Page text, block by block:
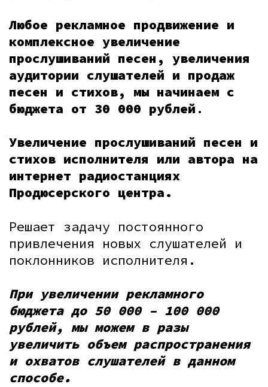
Любое рекламное продвижение и
комплексное увеличение
прослушиваний песен, увеличения
аудитории слушателей и продаж
песен и стихов, мы начинаем с
бюджета от 30 000 рублей .
Увеличение прослушиваний песен и
стихов исполнителя или автора на
интернет радиостанциях
Продюсерского центра.
Решает задачу постоянного
привлечения новых слушателей и
поклонников исполнителя.
При увеличении рекламного
бюджета до 50 000 – 100 000
рублей, мы можем в разы
увеличить объем распространения
и охватов слушателей в данном
способе.